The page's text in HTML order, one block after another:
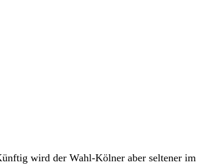
wird der Wahl-Kölner aber seltener im